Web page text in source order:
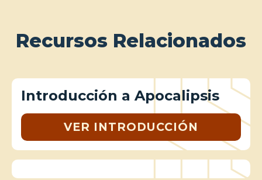
Recursos Relacionados
Introducción a Apocalipsis
VER INTRODUCCIÓN